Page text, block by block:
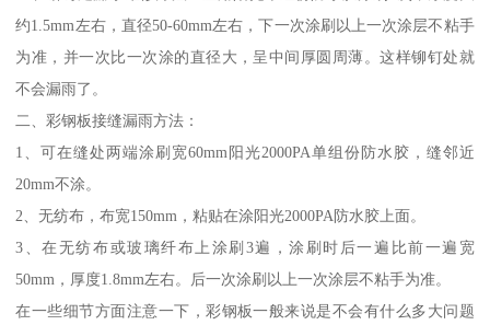
约1.5mm左右，直径50-60mm左右，下一次涂刷以上一次涂层不粘手
为准，并一次比一次涂的直径大，呈中间厚圆周薄。这样铆钉处就
不会漏雨了。
二、彩钢板接缝漏雨方法：
1、可在缝处两端涂刷宽60mm阳光2000PA单组份防水胶，缝邻近
20mm不涂。
2、无纺布，布宽150mm，粘贴在涂阳光2000PA防水胶上面。
3、在无纺布或玻璃纤布上涂刷3遍，涂刷时后一遍比前一遍宽
50mm，厚度1.8mm左右。后一次涂刷以上一次涂层不粘手为准。
在一些细节方面注意一下，彩钢板一般来说是不会有什么多大问题